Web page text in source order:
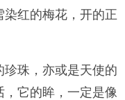
红的梅花，开的正
珠，亦或是天使的
，它的眸，一定是像